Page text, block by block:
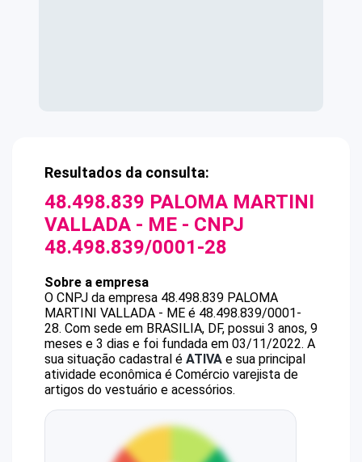
Resultados da consulta:
48.498.839 PALOMA MARTINI
VALLADA - ME - CNPJ
48.498.839/0001-28
Sobre a empresa
O CNPJ da empresa 48.498.839 PALOMA
MARTINI VALLADA - ME é 48.498.839/0001-
28. Com sede em BRASILIA, DF, possui 3 anos, 9
meses e 3 dias e foi fundada em 03/11/2022. A
sua situação cadastral é ATIVA e sua principal
atividade econômica é Comércio varejista de
artigos do vestuário e acessórios.